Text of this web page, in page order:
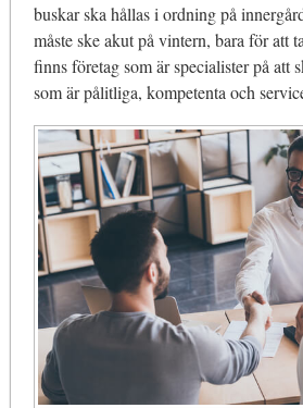
buskar ska hållas i ordning på
måste ske akut på vintern, bara för att
finns företag som är specialister på att
som är pålitliga, kompetenta och